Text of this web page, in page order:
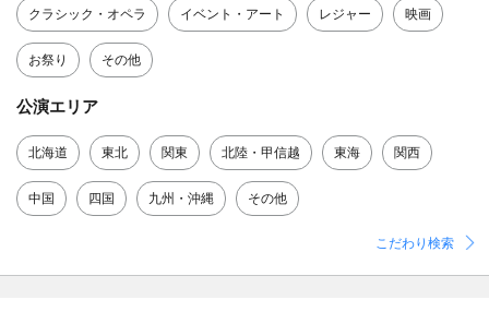
クラシック・オペラ イベント・アート レジャー 映画
お祭り その他
公演エリア
北海道 東北 関東 北陸・甲信越 東海 関西
中国 四国 九州・沖縄 その他
こだわり検索